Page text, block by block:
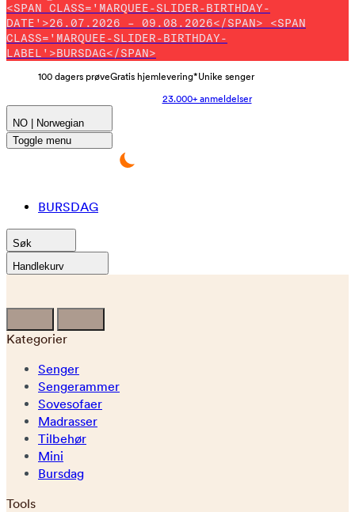
<SPAN CLASS='MARQUEE-SLIDER-BIRTHDAY-
DATE'>26.07.2026 – 09.08.2026</SPAN> <SPAN
CLASS='MARQUEE-SLIDER-BIRTHDAY-
LABEL'>BURSDAG</SPAN>
100 dagers prøveGratis hjemlevering*Unike senger
23.000+ anmeldelser
NO | Norwegian
Toggle menu
BURSDAG
Søk
Handlekurv
Kategorier
Senger
Sengerammer
Sovesofaer
Madrasser
Tilbehør
Mini
Bursdag
Tools